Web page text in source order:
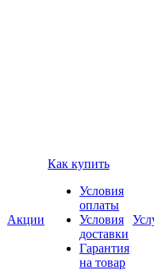
Акции
Как купить
Условия
оплаты
Условия
доставки
Гарантия
на товар